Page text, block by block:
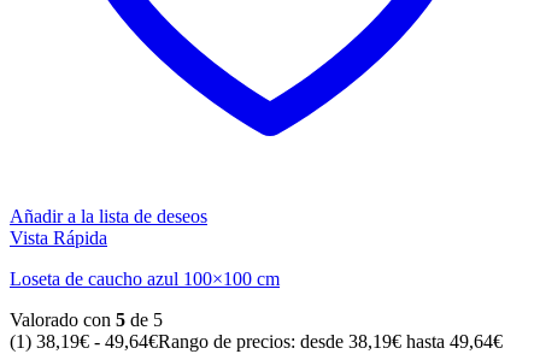
Añadir a la lista de deseos
Vista Rápida
Loseta de caucho azul 100×100 cm
Valorado con 5 de 5
(1) 38,19€ - 49,64€Rango de precios: desde 38,19€ hasta 49,64€